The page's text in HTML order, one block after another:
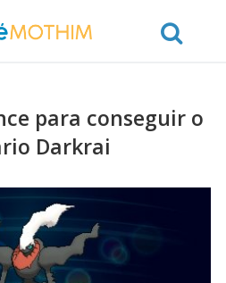
para conseguir o
Darkrai